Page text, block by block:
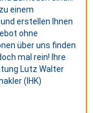
einem
erstellen Ihnen
ohne
über uns finden
mal rein! Ihre
Lutz Walter
(IHK)